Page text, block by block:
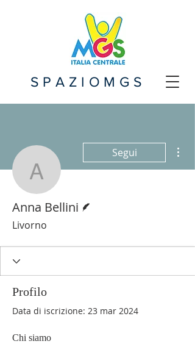
SPAZIOMGS
Anna Bellini
Segui
Anna Bellini
Livorno
Profilo
Data di iscrizione: 23 mar 2024
Chi siamo